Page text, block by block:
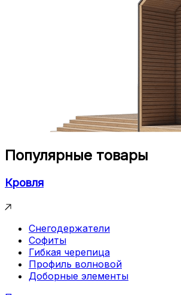
Популярные товары
Кровля
Снегодержатели
Софиты
Гибкая черепица
Профиль волновой
Доборные элементы